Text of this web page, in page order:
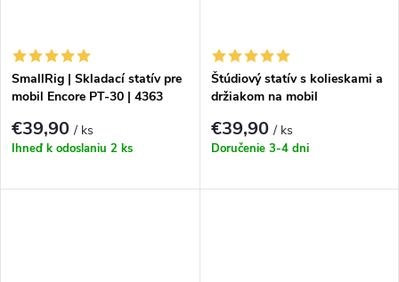
SmallRig | Skladací statív pre
mobil Encore PT-30 | 4363
€39,90/ ks
Ihneď k odoslaniu 2 ks
Štúdiový statív s kolieskami a
držiakom na mobil
€39,90/ ks
Doručenie 3-4 dni